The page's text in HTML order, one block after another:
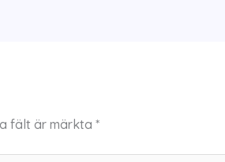
fält är märkta *